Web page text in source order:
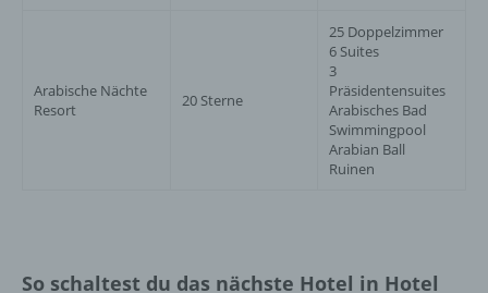
Arabische Nächte
Resort
20 Sterne
25 Doppelzimmer
6 Suites
3
Präsidentensuites
Arabisches Bad
Swimmingpool
Arabian Ball
Ruinen
So schaltest du das nächste Hotel in Hotel